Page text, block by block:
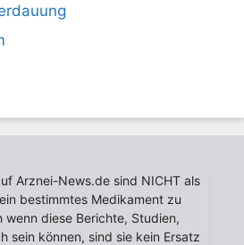
Arznei-News.de sind NICHT als
bestimmtes Medikament zu
wenn diese Berichte, Studien,
sein können, sind sie kein Ersatz